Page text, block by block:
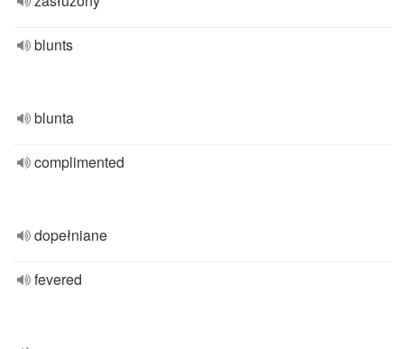
blunts
blunta
complimented
dopełniane
fevered